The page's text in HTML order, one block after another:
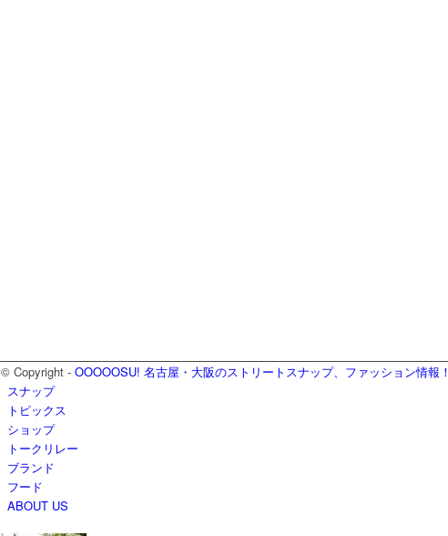
© Copyright - OOOOOSU! 名古屋・大阪のストリートスナップ、ファッション情報！
スナップ
トピックス
ショップ
トークリレー
ブランド
フード
ABOUT US